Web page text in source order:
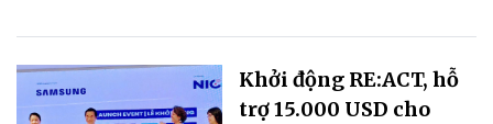
Khởi động RE:ACT, hỗ
trợ 15.000 USD cho